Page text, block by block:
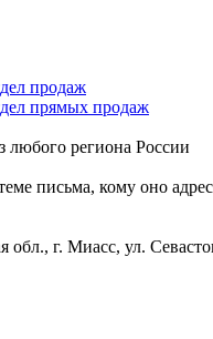
продаж
прямых продаж
любого региона России
письма, кому оно
обл., г. Миасс, ул.